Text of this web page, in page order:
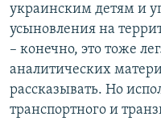
украинским детям и
усыновления на
– конечно, это тоже
аналитических
рассказывать. Но
транспортного и